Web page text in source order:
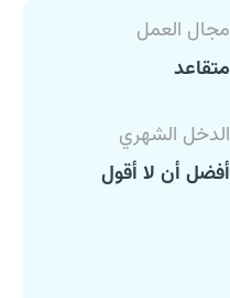
مجال العمل
متقاعد
الدخل الشهري
أفضل أن لا أقول